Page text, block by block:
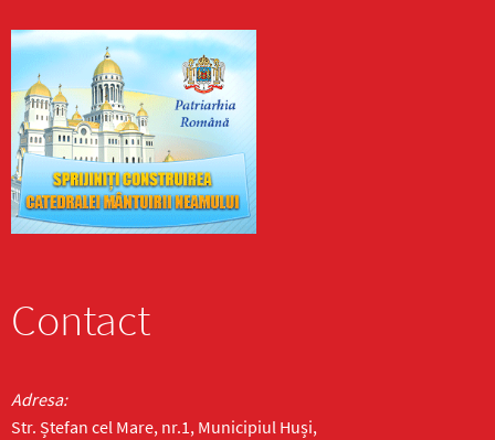
Contact
Adresa:
Str. Ștefan cel Mare, nr.1, Municipiul Huși,